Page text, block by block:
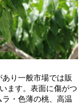
り一般市場では販
ます。表面に傷がつ
・色薄の桃、高温